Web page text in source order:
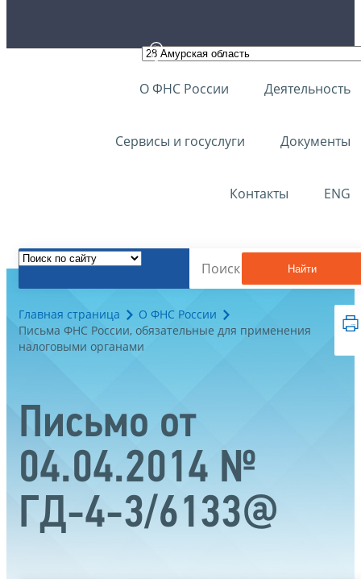
О ФНС России Деятельность
Сервисы и госуслуги Документы
Контакты ENG
Найти
Главная страница
О ФНС России
Письма ФНС России, обязательные для применения
налоговыми органами
Письмо от
04.04.2014 №
ГД-4-3/6133@